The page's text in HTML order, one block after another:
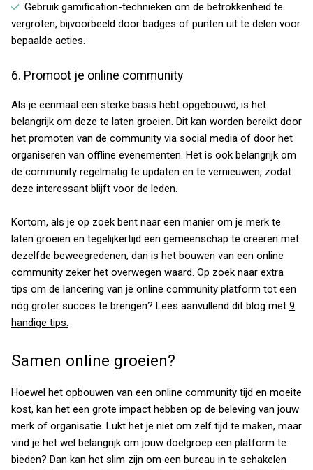
Gebruik gamification-technieken om de betrokkenheid te
vergroten, bijvoorbeeld door badges of punten uit te delen voor
bepaalde acties.
6. Promoot je online community
Als je eenmaal een sterke basis hebt opgebouwd, is het
belangrijk om deze te laten groeien. Dit kan worden bereikt door
het promoten van de community via social media of door het
organiseren van offline evenementen. Het is ook belangrijk om
de community regelmatig te updaten en te vernieuwen, zodat
deze interessant blijft voor de leden.
Kortom, als je op zoek bent naar een manier om je merk te
laten groeien en tegelijkertijd een gemeenschap te creëren met
dezelfde beweegredenen, dan is het bouwen van een online
community zeker het overwegen waard. Op zoek naar extra
tips om de lancering van je online community platform tot een
nóg groter succes te brengen? Lees aanvullend dit blog met 9
handige tips.
Samen online groeien?
Hoewel het opbouwen van een online community tijd en moeite
kost, kan het een grote impact hebben op de beleving van jouw
merk of organisatie. Lukt het je niet om zelf tijd te maken, maar
vind je het wel belangrijk om jouw doelgroep een platform te
bieden? Dan kan het slim zijn om een bureau in te schakelen